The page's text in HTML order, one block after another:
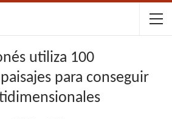
utiliza 100
para conseguir